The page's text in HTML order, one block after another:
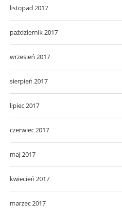
listopad 2017
październik 2017
wrzesień 2017
sierpień 2017
lipiec 2017
czerwiec 2017
maj 2017
kwiecień 2017
marzec 2017